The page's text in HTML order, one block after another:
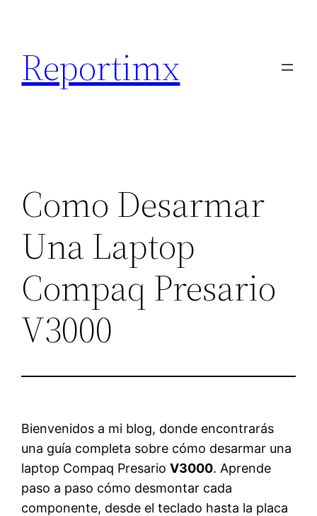
contenido
Reportimx
Como Desarmar
Una Laptop
Compaq Presario
V3000
Bienvenidos a mi blog, donde encontrarás
una guía completa sobre cómo desarmar una
laptop Compaq PresarioV3000. Aprende
paso a paso cómo desmontar cada
componente, desde el teclado hasta la placa